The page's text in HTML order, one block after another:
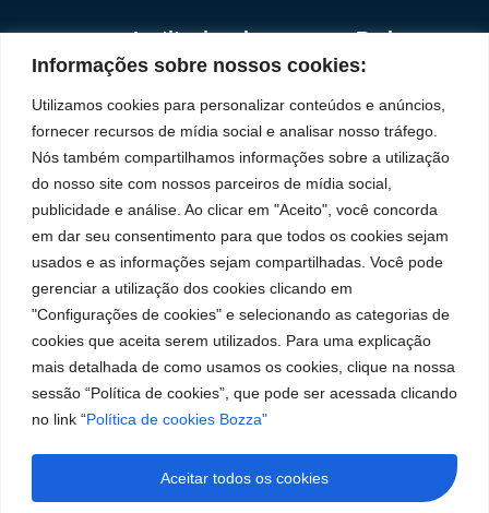
Informações sobre nossos cookies:
Utilizamos cookies para personalizar conteúdos e anúncios,
fornecer recursos de mídia social e analisar nosso tráfego.
Nós também compartilhamos informações sobre a utilização
do nosso site com nossos parceiros de mídia social,
publicidade e análise. Ao clicar em "Aceito", você concorda
em dar seu consentimento para que todos os cookies sejam
usados e as informações sejam compartilhadas. Você pode
gerenciar a utilização dos cookies clicando em
"Configurações de cookies" e selecionando as categorias de
cookies que aceita serem utilizados. Para uma explicação
mais detalhada de como usamos os cookies, clique na nossa
sessão “Política de cookies”, que pode ser acessada clicando
no link “Política de cookies Bozza"
Aceitar todos os cookies
líder
em
fabricação
de
equipamentos
para
lubrificação
e
abastecimento
da
América
Sul.
Políticas de
Privacidade
de
Cookies
Institucional
Produtos
Assistências
Seja um
Trabalhe
Conosco
Localização
Rua Tiradentes,
931 – Anexo
Anita Franchini,
50/96
Bairro: Santa
Terezinha
São Bernardo
do Campo – SP
CEP: 09780-
001
Conosco
5050
Redes
Sociais
Youtube
Instagram